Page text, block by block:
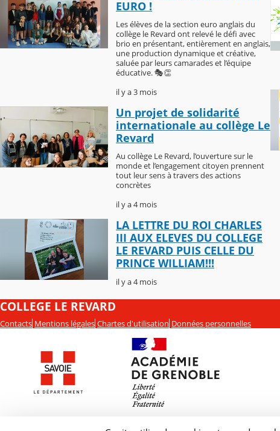
EURO !
Les élèves de la section euro anglais du
collège le Revard ont relevé le défi avec
brio en présentant, entièrement en anglais,
une production dynamique et créative,
saluée par leurs camarades et l’équipe
éducative. 🎭👏
il y a 3 mois
Un projet de solidarité
internationale au collège Le
Revard
Au collège Le Revard, l’ouverture sur le
monde et l’engagement citoyen prennent
tout leur sens à travers des actions
concrètes
il y a 4 mois
LA LETTRE DU ROI CHARLES
III AUX ELEVES DU COLLEGE
LE REVARD PUIS CELLE DU
PRINCE WILLIAM!!!
il y a 4 mois
COLLEGE LE REVARD
Contacts Mentions légales Chartes d'utilisation Données personnelles